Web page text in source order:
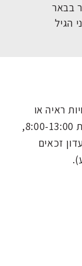
בבאר
הגיל
ראיה או
עיוורון, פועל ארבעה ימים בשבוע, בין השעות 8:00-13:00,
זכאים